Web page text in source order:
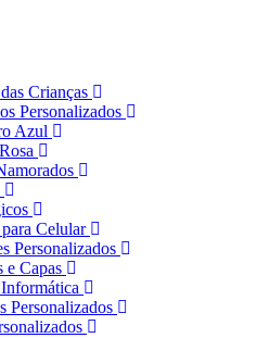
Crianças
Personalizados
Azul
Celular
Personalizados
e Capas
Personalizados